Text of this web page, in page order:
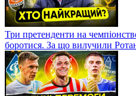
Три претенденти на
боротися. За що вилучили